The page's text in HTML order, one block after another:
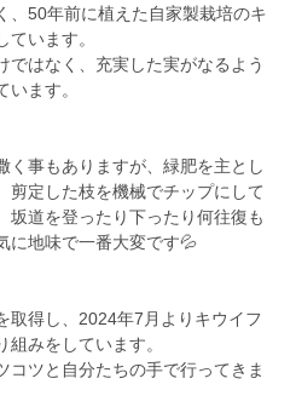
、50年前に植えた自家製栽培のキ
います。
ではなく、充実した実がなるよう
ます。
く事もありますが、緑肥を主とし
定した枝を機械でチップにして
坂道を登ったり下ったり何往復も
に地味で一番大変です💦
取得し、2024年7月よりキウイフ
みをしています。
コツと自分たちの手で行ってきま